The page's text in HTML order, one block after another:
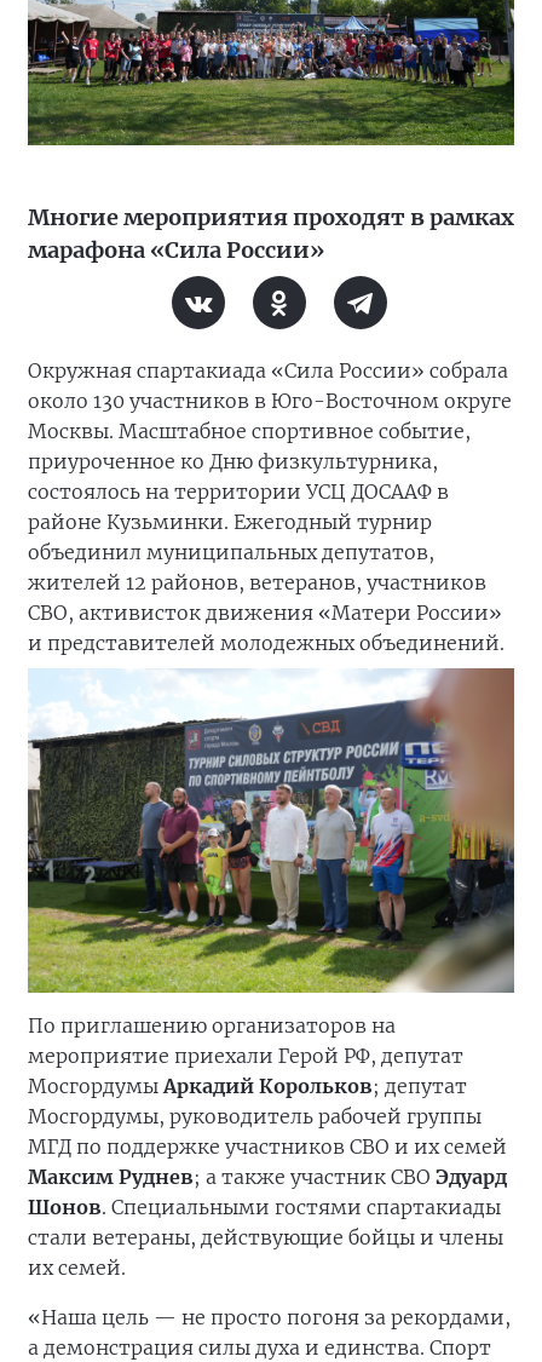
Многие мероприятия проходят в рамках
марафона «Сила России»
Окружная спартакиада «Сила России» собрала
около 130 участников в Юго-Восточном округе
Москвы. Масштабное спортивное событие,
приуроченное ко Дню физкультурника,
состоялось на территории УСЦ ДОСААФ в
районе Кузьминки. Ежегодный турнир
объединил муниципальных депутатов,
жителей 12 районов, ветеранов, участников
СВО, активисток движения «Матери России»
и представителей молодежных объединений.
По приглашению организаторов на
мероприятие приехали Герой РФ, депутат
Мосгордумы Аркадий Корольков; депутат
Мосгордумы, руководитель рабочей группы
МГД по поддержке участников СВО и их семей
Максим Руднев; а также участник СВО Эдуард
Шонов. Специальными гостями спартакиады
стали ветераны, действующие бойцы и члены
их семей.
«Наша цель — не просто погоня за рекордами,
а демонстрация силы духа и единства. Спорт